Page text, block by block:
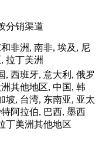
分销渠道
非洲, 南非, 埃及, 尼
拉丁美洲
, 西班牙, 意大利, 俄罗
其他地区, 中国, 韩
坡, 台湾, 东南亚, 亚太
阿拉伯, 巴西, 墨西
丁美洲其他地区